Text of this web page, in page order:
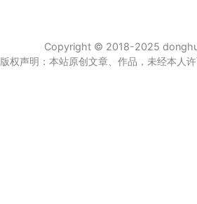
Copyright © 2018-2025
版权声明：本站原创文章、作品，未经本人